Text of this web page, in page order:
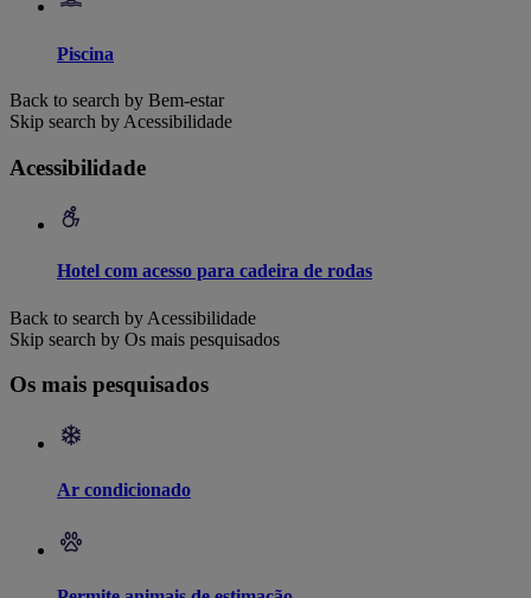
Piscina
Back to search by Bem-estar
Skip search by Acessibilidade
Acessibilidade
Hotel com acesso para cadeira de rodas
Back to search by Acessibilidade
Skip search by Os mais pesquisados
Os mais pesquisados
Ar condicionado